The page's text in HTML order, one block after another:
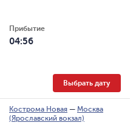
Прибытие
04:56
Выбрать дату
Кострома Новая — Москва
(Ярославский вокзал)